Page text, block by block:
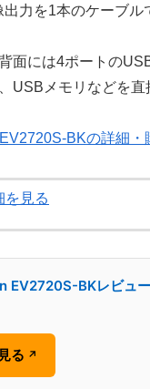
出力を1本のケーブル
面には4ポートの
USBメモリなどを
BKの詳細・
を見る
EV2720S-BKレビュ
る ↗